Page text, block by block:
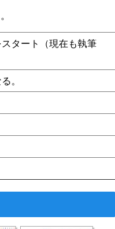
タート（現在も執筆
。